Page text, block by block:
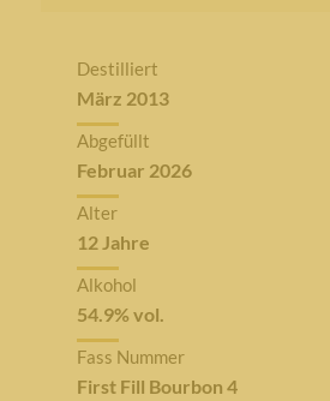
Destilliert
März 2013
Abgefüllt
Februar 2026
Alter
12 Jahre
Alkohol
54.9% vol.
Fass Nummer
First Fill Bourbon 4